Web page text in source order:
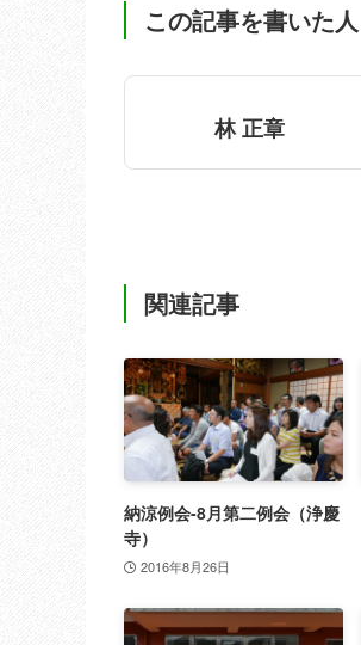
この記事を書いた人
林 正章
関連記事
納涼例会-8月第二例会（浄慶
寺）
2016年8月26日